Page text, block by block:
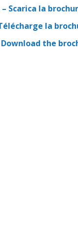
– Scarica la
Télécharge la
– Download the